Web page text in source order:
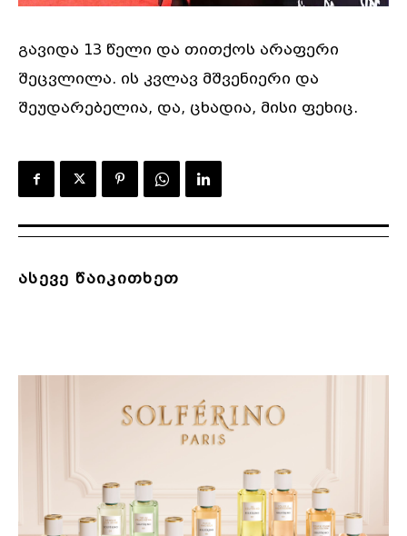
გავიდა 13 წელი და თითქოს არაფერი
შეცვლილა. ის კვლავ მშვენიერი და
შეუდარებელია, და, ცხადია, მისი ფეხიც.
ასევე წაიკითხეთ